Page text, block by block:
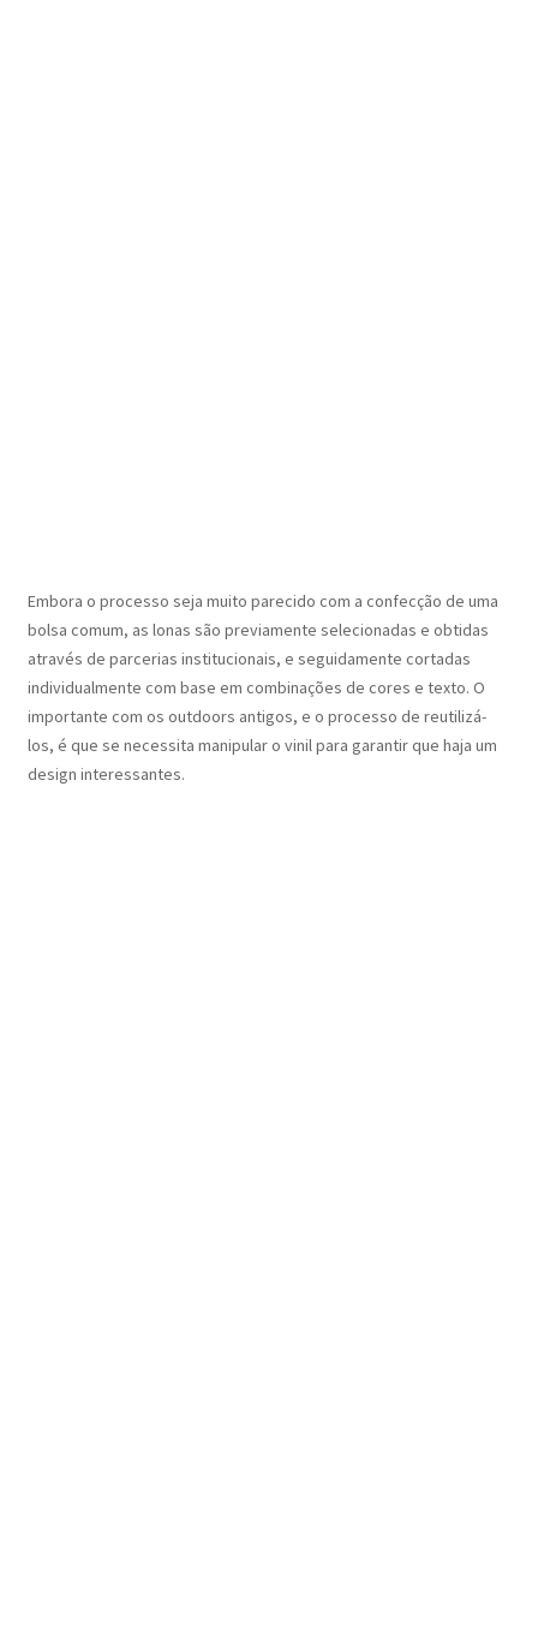
Embora o processo seja muito parecido com a confecção de uma
bolsa comum, as lonas são previamente selecionadas e obtidas
através de parcerias institucionais, e seguidamente cortadas
individualmente com base em combinações de cores e texto. O
importante com os outdoors antigos, e o processo de reutilizá-
los, é que se necessita manipular o vinil para garantir que haja um
design interessantes.